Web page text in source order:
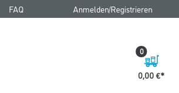
FAQ Anmelden/Registrieren
0,00 €
0